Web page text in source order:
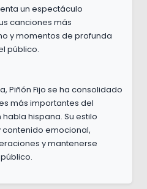
un espectáculo
canciones más
y momentos de profunda
público.
Piñón Fijo se ha consolidado
más importantes del
hispana. Su estilo
emocional,
y mantenerse